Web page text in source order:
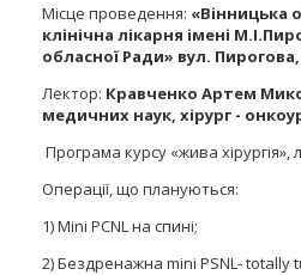
Місце проведення: «Вінницька
клінічна лікарня імені
обласної Ради» вул.
Лектор: Кравченко Артем
медичних наук, хірург -
Програма курсу «жива хірургія»,
Операції, що плануються:
1) Mini PCNL на спині;
2) Бездренажна mini PSNL- totally